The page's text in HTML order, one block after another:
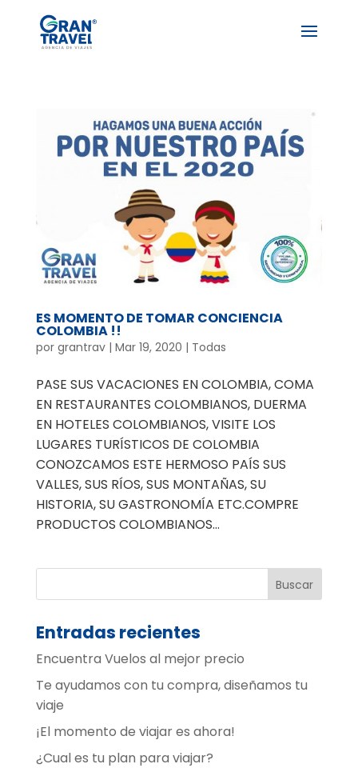
ES MOMENTO DE TOMAR CONCIENCIA
COLOMBIA !!
por grantrav| Mar 19, 2020 | Todas
PASE SUS VACACIONES EN COLOMBIA, COMA
EN RESTAURANTES COLOMBIANOS, DUERMA
EN HOTELES COLOMBIANOS, VISITE LOS
LUGARES TURÍSTICOS DE COLOMBIA
CONOZCAMOS ESTE HERMOSO PAÍS SUS
VALLES, SUS RÍOS, SUS MONTAÑAS, SU
HISTORIA, SU GASTRONOMÍA ETC.COMPRE
PRODUCTOS COLOMBIANOS...
Entradas recientes
Encuentra Vuelos al mejor precio
Te ayudamos con tu compra, diseñamos tu
viaje
¡El momento de viajar es ahora!
¿Cual es tu plan para viajar?